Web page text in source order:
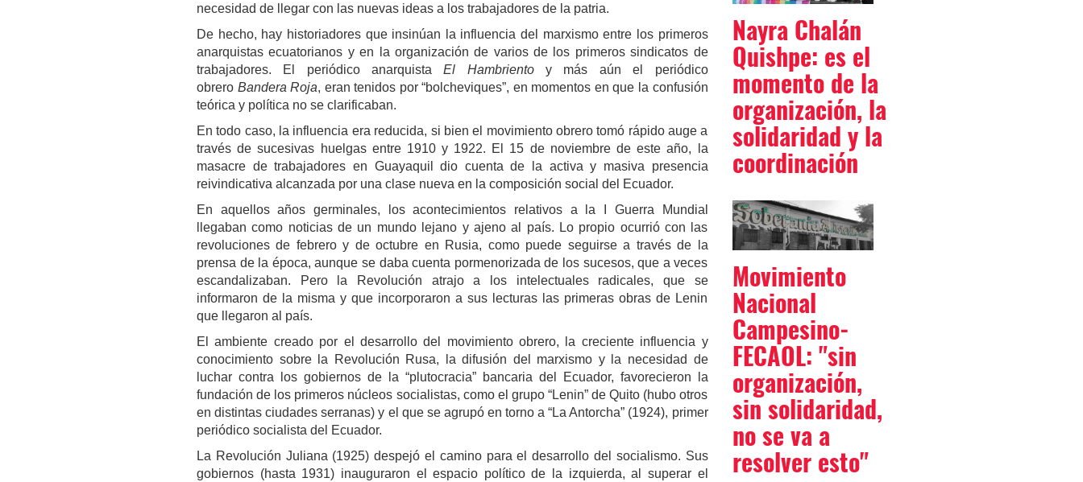
necesidad de llegar con las nuevas ideas a los trabajadores de la patria.
De hecho, hay historiadores que insinúan la influencia del marxismo entre los primeros
anarquistas ecuatorianos y en la organización de varios de los primeros sindicatos de
trabajadores. El periódico anarquistaEl Hambrientoy más aún el periódico
obrero Bandera Roja, eran tenidos por “bolcheviques”, en momentos en que la confusión
teórica y política no se clarificaban.
En todo caso, la influencia era reducida, si bien el movimiento obrero tomó rápido auge a
través de sucesivas huelgas entre 1910 y 1922. El 15 de noviembre de este año, la
masacre de trabajadores en Guayaquil dio cuenta de la activa y masiva presencia
reivindicativa alcanzada por una clase nueva en la composición social del Ecuador.
En aquellos años germinales, los acontecimientos relativos a la I Guerra Mundial
llegaban como noticias de un mundo lejano y ajeno al país. Lo propio ocurrió con las
revoluciones de febrero y de octubre en Rusia, como puede seguirse a través de la
prensa de la época, aunque se daba cuenta pormenorizada de los sucesos, que a veces
escandalizaban. Pero la Revolución atrajo a los intelectuales radicales, que se
informaron de la misma y que incorporaron a sus lecturas las primeras obras de Lenin
que llegaron al país.
El ambiente creado por el desarrollo del movimiento obrero, la creciente influencia y
conocimiento sobre la Revolución Rusa, la difusión del marxismo y la necesidad de
luchar contra los gobiernos de la “plutocracia” bancaria del Ecuador, favorecieron la
fundación de los primeros núcleos socialistas, como el grupo “Lenin” de Quito (hubo otros
en distintas ciudades serranas) y el que se agrupó en torno a “La Antorcha” (1924), primer
periódico socialista del Ecuador.
La Revolución Juliana (1925) despejó el camino para el desarrollo del socialismo. Sus
gobiernos (hasta 1931) inauguraron el espacio político de la izquierda, al superar el
Nayra Chalán
Quishpe: es el
momento de la
organización, la
solidaridad y la
coordinación
Movimiento
Nacional
Campesino-
FECAOL: "sin
organización,
sin solidaridad,
no se va a
resolver esto"